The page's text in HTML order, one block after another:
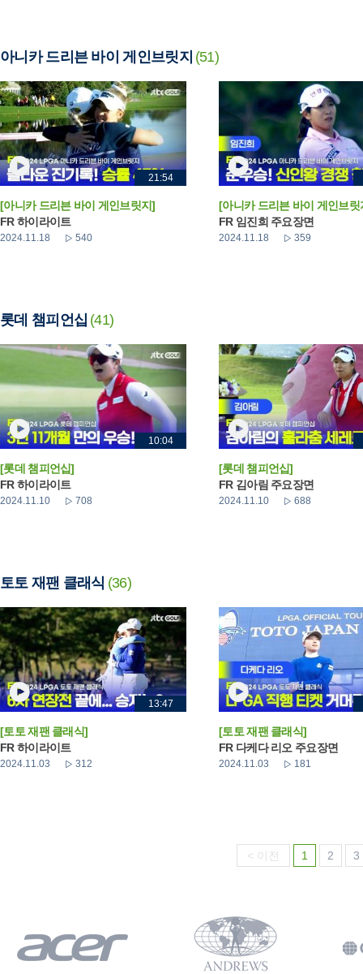
아니카 드리븐 바이 게인브릿지 (51)
21:54
[아니카 드리븐 바이 게인브릿지]
FR 하이라이트
2024.11.18 540
[아니카 드리븐 바이 게인브릿
FR 임진희 주요장면
2024.11.18 359
롯데 챔피언십 (41)
10:04
[롯데 챔피언십]
FR 하이라이트
2024.11.10 708
[롯데 챔피언십]
FR 김아림 주요장면
2024.11.10 688
토토 재팬 클래식 (36)
13:47
[토토 재팬 클래식]
FR 하이라이트
2024.11.03 312
[토토 재팬 클래식]
FR 다케다 리오 주요장면
2024.11.03 181
< 이전 1 2 3